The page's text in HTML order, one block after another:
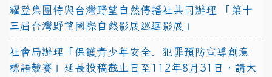
耀登集團特與台灣野望自然傳播社共同辦理 「第十
三屆台灣野望國際自然影展巡迴影展」
社會局辦理「保護青少年安全．犯罪預防宣導創意
標語競賽」延長投稿截止日至112年8月31日，請大